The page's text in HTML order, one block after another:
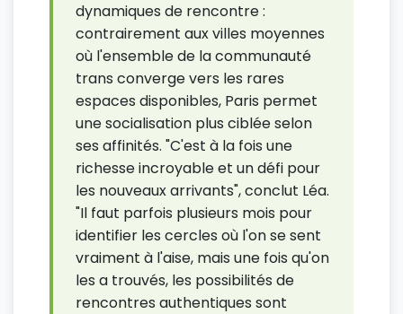
dynamiques de rencontre :
contrairement aux villes moyennes
où l'ensemble de la communauté
trans converge vers les rares
espaces disponibles, Paris permet
une socialisation plus ciblée selon
ses affinités. "C'est à la fois une
richesse incroyable et un défi pour
les nouveaux arrivants", conclut Léa.
"Il faut parfois plusieurs mois pour
identifier les cercles où l'on se sent
vraiment à l'aise, mais une fois qu'on
les a trouvés, les possibilités de
rencontres authentiques sont